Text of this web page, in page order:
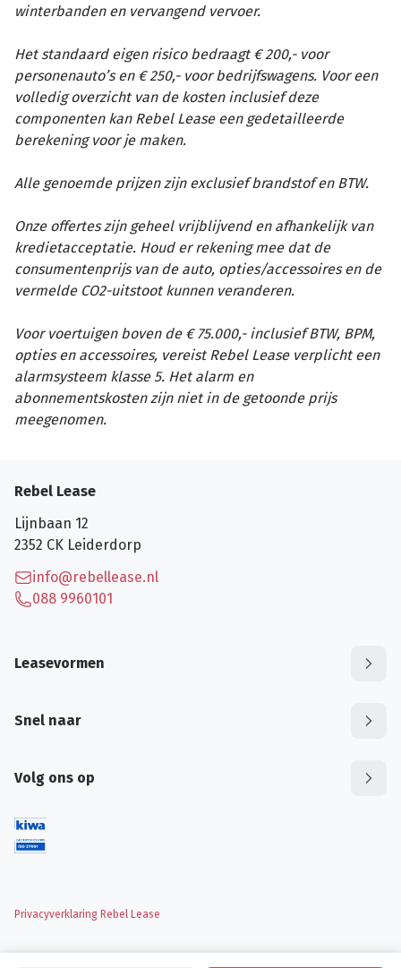
winterbanden en vervangend vervoer.
Het standaard eigen risico bedraagt € 200,- voor
personenauto’s en € 250,- voor bedrijfswagens. Voor een
volledig overzicht van de kosten inclusief deze
componenten kan Rebel Lease een gedetailleerde
berekening voor je maken.
Alle genoemde prijzen zijn exclusief brandstof en BTW.
Onze offertes zijn geheel vrijblijvend en afhankelijk van
kredietacceptatie. Houd er rekening mee dat de
consumentenprijs van de auto, opties/accessoires en de
vermelde CO2-uitstoot kunnen veranderen.
Voor voertuigen boven de € 75.000,- inclusief BTW, BPM,
opties en accessoires, vereist Rebel Lease verplicht een
alarmsysteem klasse 5. Het alarm en
abonnementskosten zijn niet in de getoonde prijs
meegenomen.
Rebel Lease
Lijnbaan 12
2352 CK Leiderdorp
info@rebellease.nl
088 9960101
Leasevormen
Snel naar
Volg ons op
Privacyverklaring Rebel Lease